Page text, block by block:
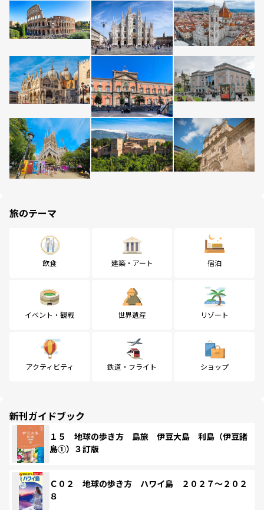
旅のテーマ
飲食 建築・アート 宿泊
イベント・観戦 世界遺産 リゾート
アクティビティ 鉄道・フライト ショップ
新刊ガイドブック
１５ 地球の歩き方 島旅 伊豆大島 利島（伊豆諸
島①）３訂版
Ｃ０２ 地球の歩き方 ハワイ島 ２０２７～２０２
８